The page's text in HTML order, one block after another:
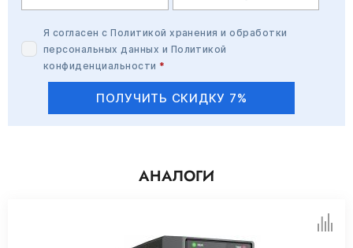
Я согласен сПолитикой хранения и обработки
персональных данных и Политикой
конфиденциальности *
ПОЛУЧИТЬ СКИДКУ 7%
АНАЛОГИ